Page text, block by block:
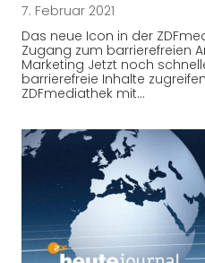
7. Februar 2021
Das neue Icon in der
Zugang zum barrierefreien
Marketing Jetzt noch
barrierefreie Inhalte
ZDFmediathek mit…